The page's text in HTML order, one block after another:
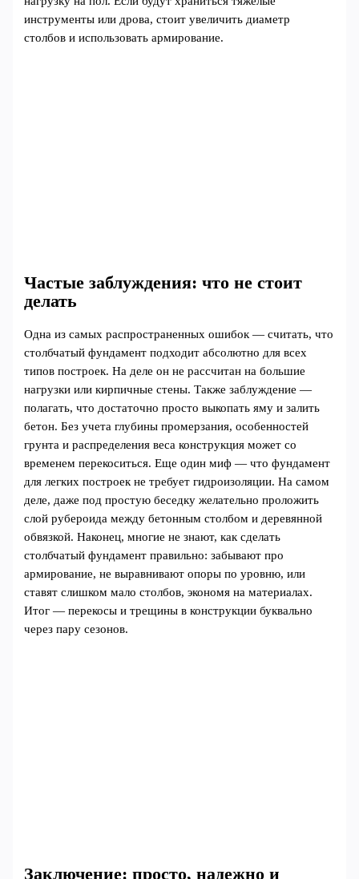
инструменты или дрова, стоит увеличить диаметр
столбов и использовать армирование.
Частые заблуждения: что не стоит
делать
Одна из самых распространенных ошибок — считать, что
столбчатый фундамент подходит абсолютно для всех
типов построек. На деле он не рассчитан на большие
нагрузки или кирпичные стены. Также заблуждение —
полагать, что достаточно просто выкопать яму и залить
бетон. Без учета глубины промерзания, особенностей
грунта и распределения веса конструкция может со
временем перекоситься. Еще один миф — что фундамент
для легких построек не требует гидроизоляции. На самом
деле, даже под простую беседку желательно проложить
слой рубероида между бетонным столбом и деревянной
обвязкой. Наконец, многие не знают, как сделать
столбчатый фундамент правильно: забывают про
армирование, не выравнивают опоры по уровню, или
ставят слишком мало столбов, экономя на материалах.
Итог — перекосы и трещины в конструкции буквально
через пару сезонов.
Заключение: просто, надежно и